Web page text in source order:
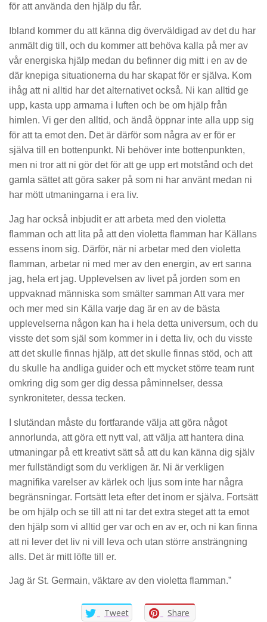
för att använda den hjälp du får.
Ibland kommer du att känna dig överväldigad av det du har
anmält dig till, och du kommer att behöva kalla på mer av
vår energiska hjälp medan du befinner dig mitt i en av de
där knepiga situationerna du har skapat för er själva. Kom
ihåg att ni alltid har det alternativet också. Ni kan alltid ge
upp, kasta upp armarna i luften och be om hjälp från
himlen. Vi ger den alltid, och ändå öppnar inte alla upp sig
för att ta emot den. Det är därför som några av er för er
själva till en bottenpunkt. Ni behöver inte bottenpunkten,
men ni tror att ni gör det för att ge upp ert motstånd och det
gamla sättet att göra saker på som ni har använt medan ni
har mött utmaningarna i era liv.
Jag har också inbjudit er att arbeta med den violetta
flamman och att lita på att den violetta flamman har Källans
essens inom sig. Därför, när ni arbetar med den violetta
flamman, arbetar ni med mer av den energin, av ert sanna
jag, hela ert jag. Upplevelsen av livet på jorden som en
uppvaknad människa som smälter samman Att vara mer
och mer med sin Källa varje dag är en av de bästa
upplevelserna någon kan ha i hela detta universum, och du
visste det som själ som kommer in i detta liv, och du visste
att det skulle finnas hjälp, att det skulle finnas stöd, och att
du skulle ha andliga guider och ett mycket större team runt
omkring dig som ger dig dessa påminnelser, dessa
synkroniteter, dessa tecken.
I slutändan måste du fortfarande välja att göra något
annorlunda, att göra ett nytt val, att välja att hantera dina
utmaningar på ett kreativt sätt så att du kan känna dig själv
mer fullständigt som du verkligen är. Ni är verkligen
magnifika varelser av kärlek och ljus som inte har några
begränsningar. Fortsätt leta efter det inom er själva. Fortsätt
be om hjälp och se till att ni tar det extra steget att ta emot
den hjälp som vi alltid ger var och en av er, och ni kan finna
att ni lever det liv ni vill leva och utan större ansträngning
alls. Det är mitt löfte till er.
Jag är St. Germain, väktare av den violetta flamman.”
Tweet Share